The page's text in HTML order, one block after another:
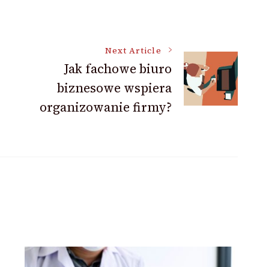
Next Article
Jak fachowe biuro
biznesowe wspiera
organizowanie firmy?